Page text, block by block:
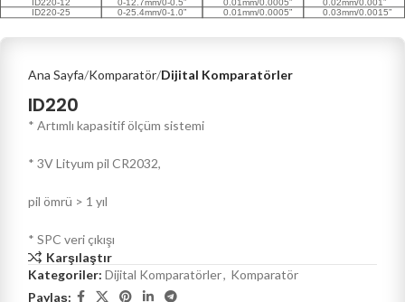
Ana Sayfa Komparatör Dijital Komparatörler
ID220
* Artımlı kapasitif ölçüm sistemi
* 3V Lityum pil CR2032,
pil ömrü > 1 yıl
* SPC veri çıkışı
Karşılaştır
Kategoriler: Dijital Komparatörler, Komparatör
Paylaş: